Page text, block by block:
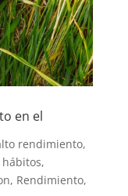
en el
rendimiento,
hábitos,
, Rendimiento,